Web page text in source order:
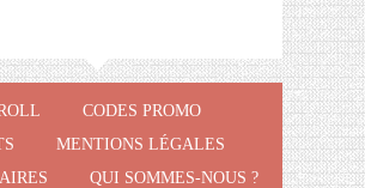
CODES PROMO
MENTIONS LÉGALES
QUI SOMMES-NOUS ?